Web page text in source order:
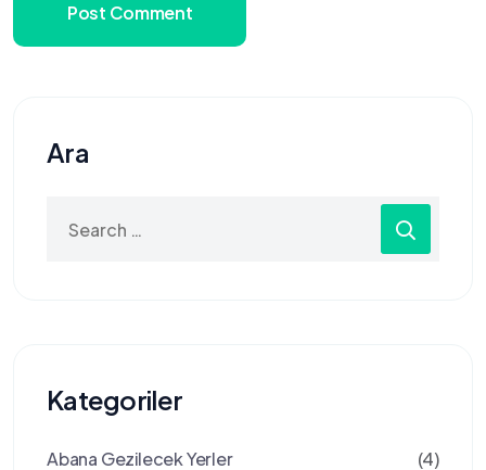
Post Comment
Ara
for:
Kategoriler
Abana Gezilecek Yerler (4)